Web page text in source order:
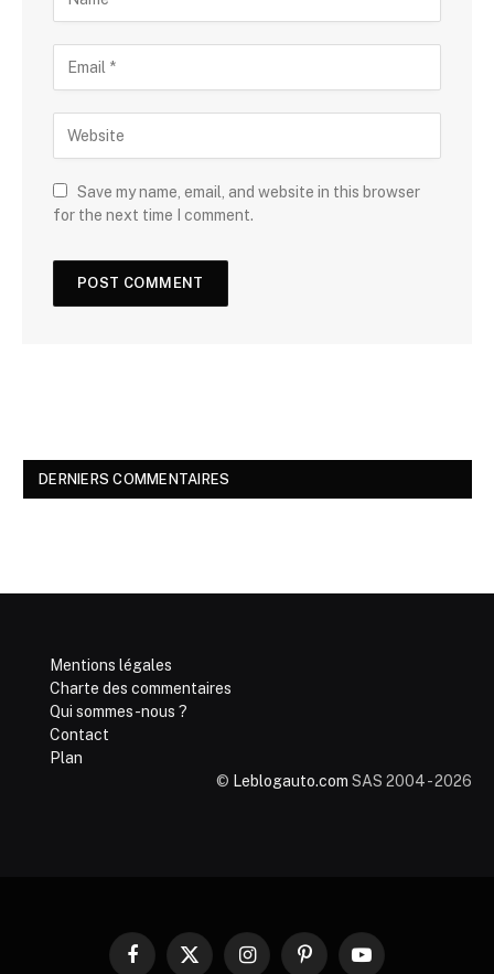
Save my name, email, and website in this browser
for the next time I comment.
DERNIERS COMMENTAIRES
Mentions légales
Charte des commentaires
Qui sommes-nous ?
Contact
Plan
© Leblogauto.com SAS 2004 - 2026
Facebook
X InstagramPinterestYouTube